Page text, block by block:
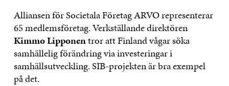
Alliansen för Societala Företag ARVO representerar
65 medlemsföretag. Verkställande direktören
Kimmo Lipponentror att Finland vågar söka
samhällelig förändring via investeringar i
samhällsutveckling. SIB-projekten är bra exempel
på det.